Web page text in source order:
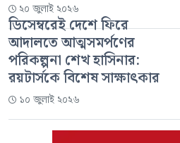
২০ জুলাই ২০২৬
ডিসেম্বরেই দেশে ফিরে
আদালতে আত্মসমর্পণের
পরিকল্পনা শেখ হাসিনার:
রয়টার্সকে বিশেষ সাক্ষাৎকার
১০ জুলাই ২০২৬